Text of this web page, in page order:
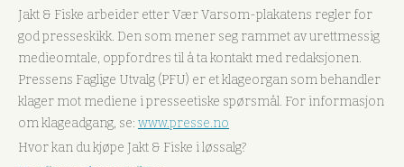
Jakt & Fiske arbeider etter Vær Varsom-plakatens regler for
god presseskikk. Den som mener seg rammet av urettmessig
medieomtale, oppfordres til å ta kontakt med redaksjonen.
Pressens Faglige Utvalg (PFU) er et klageorgan som behandler
klager mot mediene i presseetiske spørsmål. For informasjon
om klageadgang, se: www.presse.no
Hvor kan du kjøpe Jakt & Fiske i løssalg?